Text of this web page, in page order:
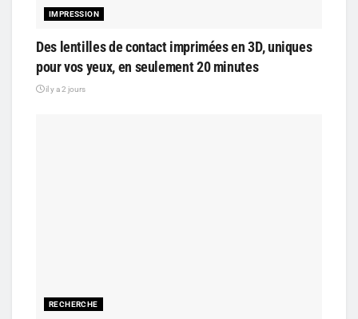
IMPRESSION
Des lentilles de contact imprimées en 3D, uniques
pour vos yeux, en seulement 20 minutes
il y a 2 jours
RECHERCHE